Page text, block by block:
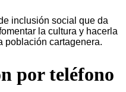
inclusión social que da
la cultura y hacerla
población cartagenera.
por teléfono